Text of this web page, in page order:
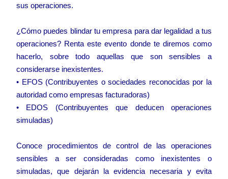
sus operaciones.
¿Cómo puedes blindar tu empresa para dar legalidad a tus
operaciones? Renta este evento donde te diremos como
hacerlo, sobre todo aquellas que son sensibles a
considerarse inexistentes.
• EFOS (Contribuyentes o sociedades reconocidas por la
autoridad como empresas facturadoras)
• EDOS (Contribuyentes que deducen operaciones
simuladas)
Conoce procedimientos de control de las operaciones
sensibles a ser consideradas como inexistentes o
simuladas, que dejarán la evidencia necesaria y evita